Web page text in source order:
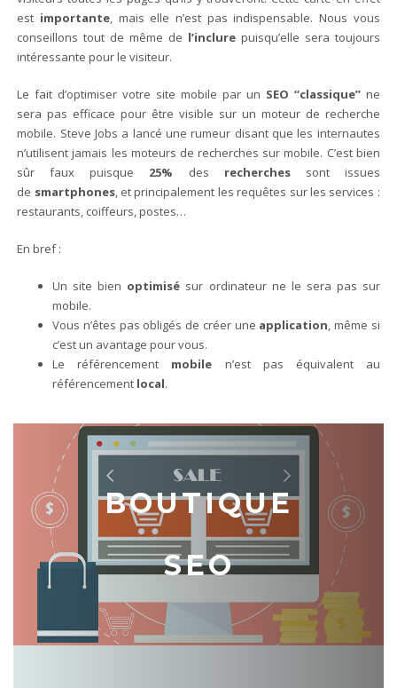
est importante, mais elle n’est pas indispensable. Nous vous
conseillons tout de même de l’inclure puisqu’elle sera toujours
intéressante pour le visiteur.
Le fait d’optimiser votre site mobile par un SEO “classique” ne
sera pas efficace pour être visible sur un moteur de recherche
mobile. Steve Jobs a lancé une rumeur disant que les internautes
n’utilisent jamais les moteurs de recherches sur mobile. C’est bien
sûr faux puisque 25% des recherchessont issues
de smartphones, et principalement les requêtes sur les services :
restaurants, coiffeurs, postes…
En bref :
Un site bien optimisé sur ordinateur ne le sera pas sur
mobile.
Vous n’êtes pas obligés de créer une application, même si
c’est un avantage pour vous.
Le référencement mobile n’est pas équivalent au
référencement local.
BOUTIQUE
SEO